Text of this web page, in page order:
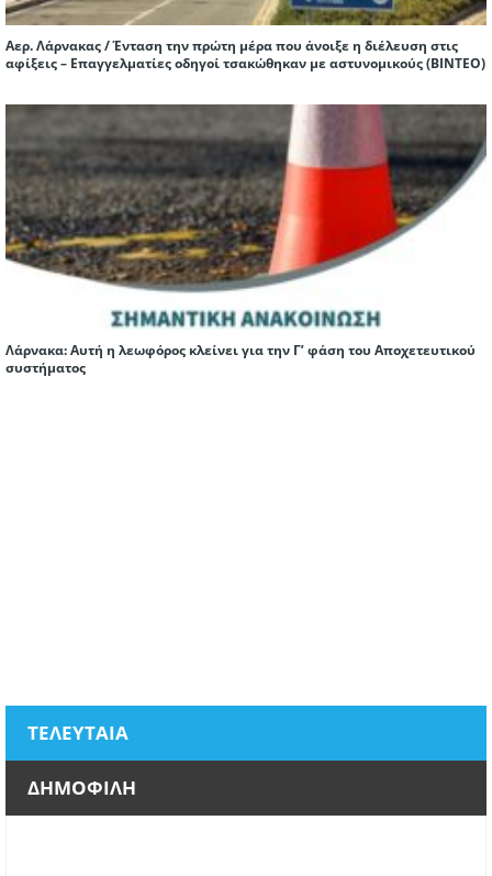
Αερ. Λάρνακας / Ένταση την πρώτη μέρα που άνοιξε η διέλευση στις
αφίξεις – Επαγγελματίες οδηγοί τσακώθηκαν με αστυνομικούς (ΒΙΝΤΕΟ)
Λάρνακα: Αυτή η λεωφόρος κλείνει για την Γ’ φάση του Αποχετευτικού
συστήματος
ΤΕΛΕΥΤΑΙΑ
ΔΗΜΟΦΙΛΗ